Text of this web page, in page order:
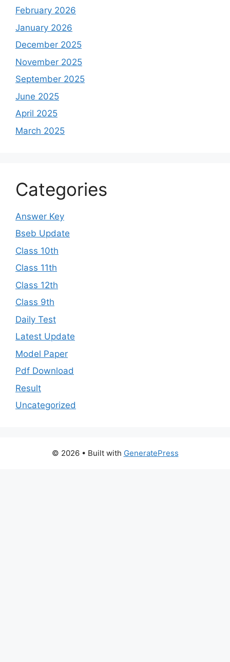
February 2026
January 2026
December 2025
November 2025
September 2025
June 2025
April 2025
March 2025
Categories
Answer Key
Bseb Update
Class 10th
Class 11th
Class 12th
Class 9th
Daily Test
Latest Update
Model Paper
Pdf Download
Result
Uncategorized
© 2026 • Built with GeneratePress